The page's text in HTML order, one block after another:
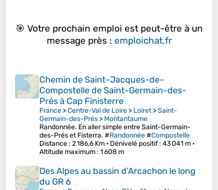
🎯 Votre prochain emploi est peut-être à un
message près : emploichat.fr
Chemin de Saint-Jacques-de-
Compostelle de Saint-Germain-des-
Prés à Cap Finisterre
France >Centre-Val de Loire > Loiret>Saint-
Germain-des-Prés > Montantaume
Randonnée. En aller simple entre Saint-Germain-
des-Prés et Fisterra. #Randonnée#Compostelle
Distance : 2 186,6 Km • Dénivelé positif: 43 041 m •
Altitude maximum : 1 608 m
Des Alpes au bassin d’Arcachon le long
du GR 6